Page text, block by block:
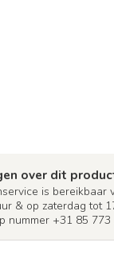
over dit
is bereikbaar
& op zaterdag tot
nummer +31 85 773